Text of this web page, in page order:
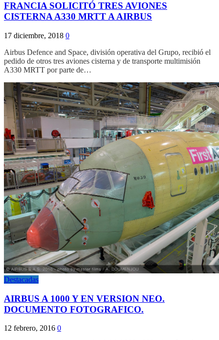
FRANCIA SOLICITÓ TRES AVIONES
CISTERNA A330 MRTT A AIRBUS
17 diciembre, 2018 0
Airbus Defence and Space, división operativa del Grupo, recibió el
pedido de otros tres aviones cisterna y de transporte multimisión
A330 MRTT por parte de…
Destacadas
AIRBUS A 1000 Y EN VERSION NEO.
DOCUMENTO FOTOGRAFICO.
12 febrero, 2016 0